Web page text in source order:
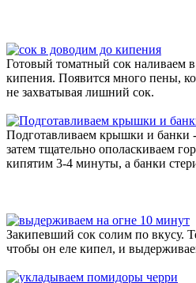
Готовый томатный сок наливаем
кипения. Появится много пены,
не захватывая лишний сок.
Подготавливаем крышки и банки
затем тщательно ополаскиваем
кипятим 3-4 минуты, а банки
Закипевший сок солим по вкусу.
чтобы он еле кипел, и